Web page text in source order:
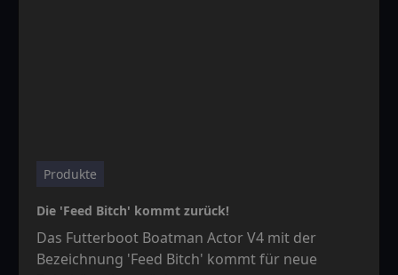
Produkte
Die 'Feed Bitch' kommt zurück!
Das Futterboot Boatman Actor V4 mit der
Bezeichnung 'Feed Bitch' kommt für neue